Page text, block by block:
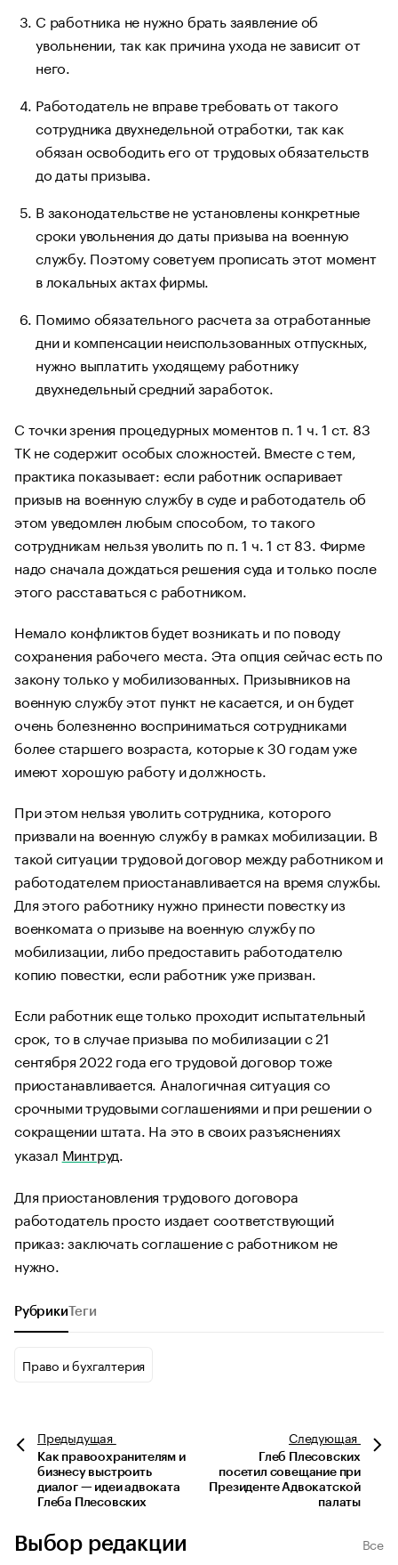
С работника не нужно брать заявление об
увольнении, так как причина ухода не зависит от
него.
Работодатель не вправе требовать от такого
сотрудника двухнедельной отработки, так как
обязан освободить его от трудовых обязательств
до даты призыва.
В законодательстве не установлены конкретные
сроки увольнения до даты призыва на военную
службу. Поэтому советуем прописать этот момент
в локальных актах фирмы.
Помимо обязательного расчета за отработанные
дни и компенсации неиспользованных отпускных,
нужно выплатить уходящему работнику
двухнедельный средний заработок.
С точки зрения процедурных моментов п. 1 ч. 1 ст. 83
ТК не содержит особых сложностей. Вместе с тем,
практика показывает: если работник оспаривает
призыв на военную службу в суде и работодатель об
этом уведомлен любым способом, то такого
сотрудникам нельзя уволить по п. 1 ч. 1 ст 83. Фирме
надо сначала дождаться решения суда и только после
этого расставаться с работником.
Немало конфликтов будет возникать и по поводу
сохранения рабочего места. Эта опция сейчас есть по
закону только у мобилизованных. Призывников на
военную службу этот пункт не касается, и он будет
очень болезненно восприниматься сотрудниками
более старшего возраста, которые к 30 годам уже
имеют хорошую работу и должность.
При этом нельзя уволить сотрудника, которого
призвали на военную службу в рамках мобилизации. В
такой ситуации трудовой договор между работником и
работодателем приостанавливается на время службы.
Для этого работнику нужно принести повестку из
военкомата о призыве на военную службу по
мобилизации, либо предоставить работодателю
копию повестки, если работник уже призван.
Если работник еще только проходит испытательный
срок, то в случае призыва по мобилизации с 21
сентября 2022 года его трудовой договор тоже
приостанавливается. Аналогичная ситуация со
срочными трудовыми соглашениями и при решении о
сокращении штата. На это в своих разъяснениях
указал Минтруд.
Для приостановления трудового договора
работодатель просто издает соответствующий
приказ: заключать соглашение с работником не
нужно.
Рубрики Теги
Право и бухгалтерия
Предыдущая
Как правоохранителям и
бизнесу выстроить
диалог — идеи адвоката
Глеба Плесовских
Следующая
Глеб Плесовских
посетил совещание при
Президенте Адвокатской
палаты
Выбор редакции Все